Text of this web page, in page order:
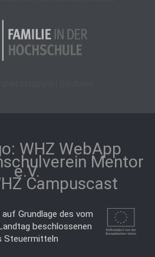
Grundlage des vom
beschlossenen
Steuermitteln